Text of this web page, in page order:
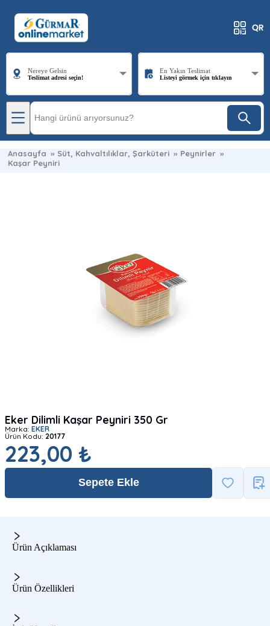
Nereye Gelsin
Teslimat adresi seçin!
En Yakın Teslimat
Listeyi görmek için tıklayın
Anasayfa » Süt, Kahvaltılıklar, Şarküteri » Peynirler »
Kaşar Peyniri
Eker Dilimli Kaşar Peyniri 350 Gr
Marka: EKER
Ürün Kodu: 20177
223,00 ₺
Sepete Ekle
Ürün Açıklaması
Ürün Özellikleri